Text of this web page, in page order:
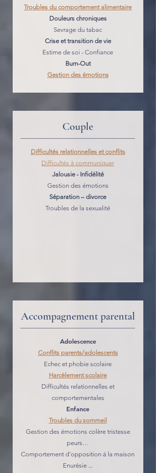
Troubles du comportement alimentaire
Douleurs chroniques
Sevrage du tabac
Crise et transition de vie
Estime de soi - Confiance
Burn-Out
Gestion des émotions
Couple
Difficultés relationnelles et conflits
Difficultés à communiquer
Jalousie - Infidélité
Gestion des émotions
Séparation – divorce
Troubles de la sexualité
Accompagnement parental
Adolescence
Conflits parents/adolescents
Echec et phobie scolaire
Harcèlement scolaire
Difficultés relationnelles et
comportementales
Enfance
Troubles du sommeil
Gestion des émotions colère tristesse
peurs…
Comportement d’opposition à la maison
Enurésie ...